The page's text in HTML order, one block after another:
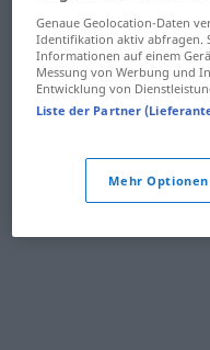
Genaue Geolocation-Daten
Identifikation aktiv abfragen.
Informationen auf einem
Messung von Werbung und
Entwicklung von
Liste der Partner
Mehr Optionen